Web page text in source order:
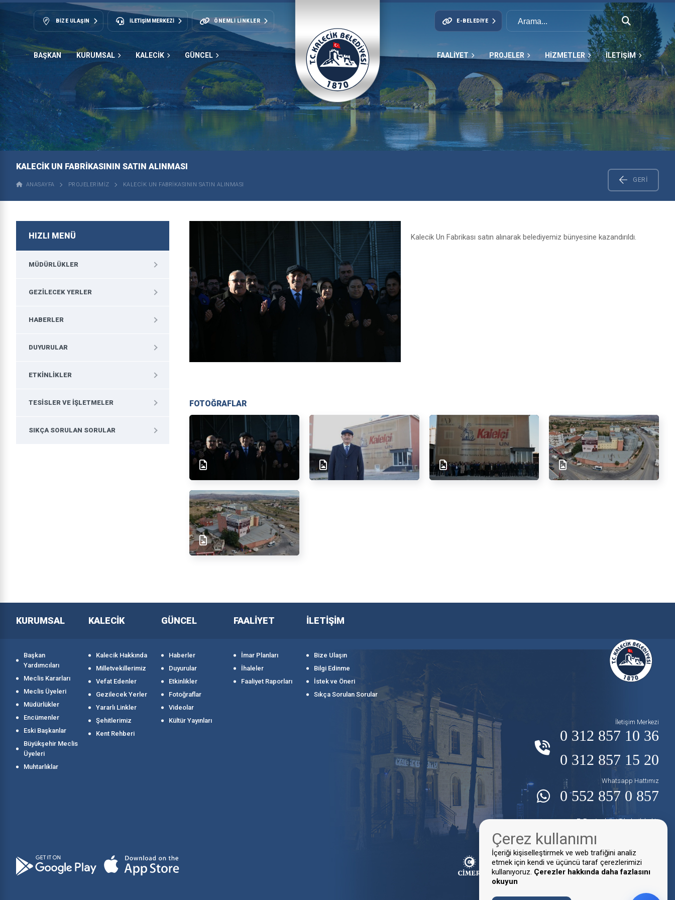
BIZE ULAŞIN İLETİŞİM MERKEZİ ÖNEMLI LINKLER E-BELEDIYE
BAŞKAN KURUMSAL KALECİK GÜNCEL FAALİYET PROJELER HİZMETLER İLETİŞİM
KALECİK UN FABRİKASININ SATIN ALINMASI
ANASAYFA PROJELERIMIZ KALECİK UN FABRİKASININ SATIN ALINMASI
GERI
Kalecik Un Fabrikası satın alınarak belediyemiz bünyesine kazandırıldı.
FOTOĞRAFLAR
HIZLI MENÜ
MÜDÜRLÜKLER
GEZILECEK YERLER
HABERLER
DUYURULAR
ETKINLIKLER
TESISLER VE İŞLETMELER
SIKÇA SORULAN SORULAR
KURUMSAL
Başkan
Yardımcıları
Meclis Kararları
Meclis Üyeleri
Müdürlükler
Encümenler
Eski Başkanlar
Büyükşehir Meclis
Üyeleri
Muhtarlıklar
KALECİK
Kalecik Hakkında
Milletvekillerimiz
Vefat Edenler
Gezilecek Yerler
Yararlı Linkler
Şehitlerimiz
Kent Rehberi
GÜNCEL
Haberler
Duyurular
Etkinlikler
Fotoğraflar
Videolar
Kültür Yayınları
FAALİYET
İmar Planları
İhaleler
Faaliyet Raporları
İLETİŞİM
Bize Ulaşın
Bilgi Edinme
İstek ve Öneri
Sıkça Sorulan Sorular
İletişim Merkezi
0 312 857 10 36
0 312 857 15 20
Whatsapp Hattımız
0 552 857 0 857
E-Posta:bilgi@kalecik.bel.tr
Çerez kullanımı
İçeriği kişiselleştirmek ve web trafiğini analiz
etmek için kendi ve üçüncü taraf çerezlerimizi
kullanıyoruz. Çerezler hakkında daha fazlasını
okuyun